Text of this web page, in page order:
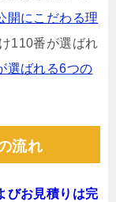
開にこだわる理
110番が選ばれ
選ばれる6つの
流れ
びお見積りは完